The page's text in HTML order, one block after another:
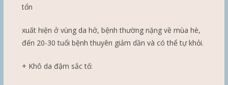
tổn
xuất hiện ở vùng da hở, bệnh thường nặng về mùa hè,
đến 20-30 tuổi bệnh thuyên giảm dần và có thể tự khỏi.
+ Khô da đậm sắc tố: